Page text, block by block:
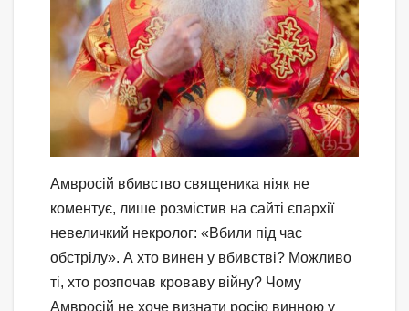
Амвросій вбивство священика ніяк не
коментує, лише розмістив на сайті єпархії
невеличкий некролог: «Вбили під час
обстрілу». А хто винен у вбивстві? Можливо
ті, хто розпочав кроваву війну? Чому
Амвросій не хоче визнати росію винною у